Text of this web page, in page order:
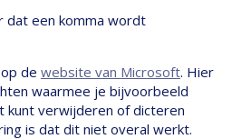
dat een komma wordt
de website van Microsoft. Hier
waarmee je bijvoorbeeld
verwijderen of dicteren
is dat dit niet overal werkt.